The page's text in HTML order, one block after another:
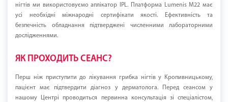
нігтів ми використовуємо аплікатор IPL. Платформа Lumenis M22 має
усі необхідні міжнародні сертифікати якості. Ефективність та
безпечність обладнання підтверджені численними лабораторними
дослідженнями.
ЯК ПРОХОДИТЬ СЕАНС?
Перш ніж приступити до лікування грибка нігтів у Кропивницькому,
пацієнт має підтвердити діагноз у дерматолога. Перед сеансом у
нашому Центрі проводиться первинна консультація зі спеціалістом,